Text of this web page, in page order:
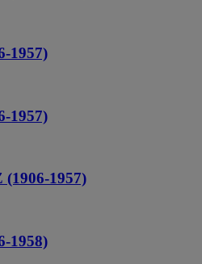
1957)
1957)
1957)
1958)